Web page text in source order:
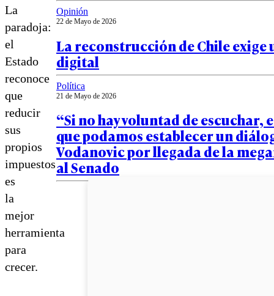
La
paradoja:
el
Estado
reconoce
que
reducir
sus
propios
impuestos
es
la
mejor
herramienta
para
crecer.
Opinión
22 de Mayo de 2026
La reconstrucción de Chile exige
digital
Política
21 de Mayo de 2026
“Si no hay voluntad de escuchar,
que podamos establecer un
Vodanovic por llegada de la
al Senado